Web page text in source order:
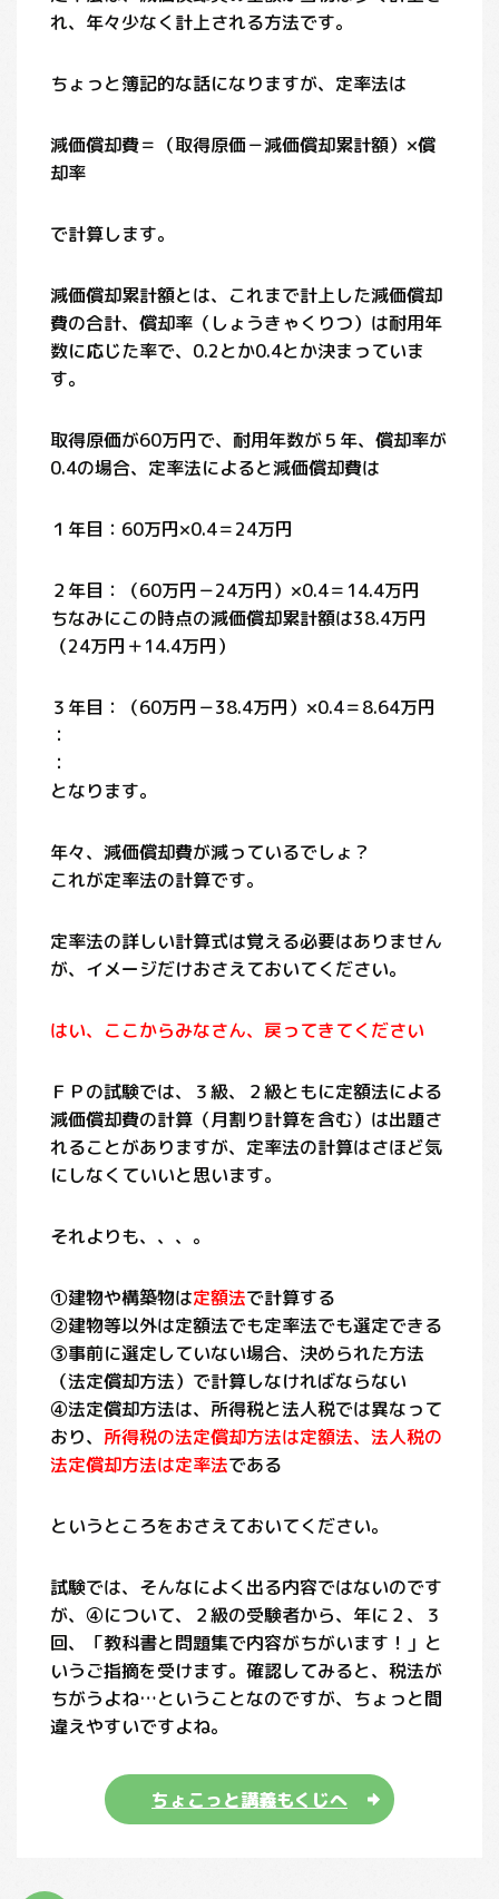
れ、年々少なく計上される方法です。
ちょっと簿記的な話になりますが、定率法は
減価償却費＝（取得原価－減価償却累計額）×償
却率
で計算します。
減価償却累計額とは、これまで計上した減価償却
費の合計、償却率（しょうきゃくりつ）は耐用年
数に応じた率で、0.2とか0.4とか決まっていま
す。
取得原価が60万円で、耐用年数が５年、償却率が
0.4の場合、定率法によると減価償却費は
１年目：60万円×0.4＝24万円
２年目：（60万円－24万円）×0.4＝14.4万円
ちなみにこの時点の減価償却累計額は38.4万円
（24万円＋14.4万円）
３年目：（60万円－38.4万円）×0.4＝8.64万円
：
：
となります。
年々、減価償却費が減っているでしょ？
これが定率法の計算です。
定率法の詳しい計算式は覚える必要はありません
が、イメージだけおさえておいてください。
はい、ここからみなさん、戻ってきてください
ＦＰの試験では、３級、２級ともに定額法による
減価償却費の計算（月割り計算を含む）は出題さ
れることがありますが、定率法の計算はさほど気
にしなくていいと思います。
それよりも、、、。
①建物や構築物は定額法で計算する
②建物等以外は定額法でも定率法でも選定できる
③事前に選定していない場合、決められた方法
（法定償却方法）で計算しなければならない
④法定償却方法は、所得税と法人税では異なって
おり、 所得税の法定償却方法は定額法、法人税の
法定償却方法は定率法である
というところをおさえておいてください。
試験では、そんなによく出る内容ではないのです
が、④について、２級の受験者から、年に２、３
回、「教科書と問題集で内容がちがいます！」と
いうご指摘を受けます。確認してみると、税法が
ちがうよね…ということなのですが、ちょっと間
違えやすいですよね。
ちょこっと講義もくじへ